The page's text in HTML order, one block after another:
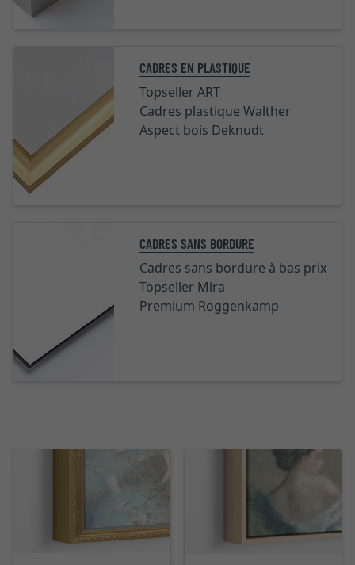
CADRES EN PLASTIQUE
Topseller ART
Cadres plastique Walther
Aspect bois Deknudt
CADRES SANS BORDURE
Cadres sans bordure à bas prix
Topseller Mira
Premium Roggenkamp